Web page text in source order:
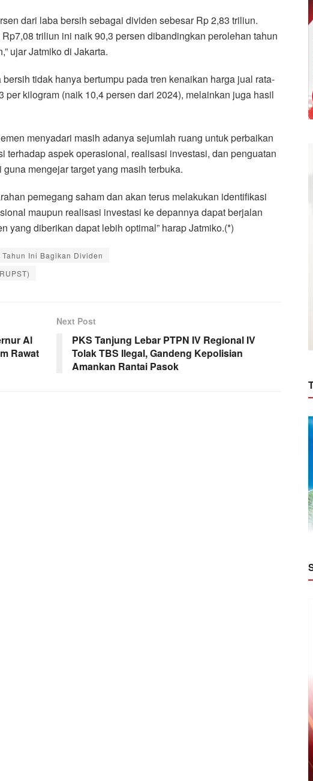
dari laba bersih sebagai dividen sebesar Rp 2,83 triliun.
triliun ini naik 90,3 persen dibandingkan perolehan tahun
ujar Jatmiko di Jakarta.
tidak hanya bertumpu pada tren kenaikan harga jual rata-
per kilogram (naik 10,4 persen dari 2024), melainkan juga hasil
menyadari masih adanya sejumlah ruang untuk perbaikan
terhadap aspek operasional, realisasi investasi, dan penguatan
mengejar target yang masih terbuka.
pemegang saham dan akan terus melakukan identifikasi
maupun realisasi investasi ke depannya dapat berjalan
yang diberikan dapat lebih optimal” harap Jatmiko.(*)
Tahun Ini Bagikan Dividen
Al
Rawat
Next Post
PKS Tanjung Lebar PTPN IV Regional IV
Tolak TBS Ilegal, Gandeng Kepolisian
Amankan Rantai Pasok